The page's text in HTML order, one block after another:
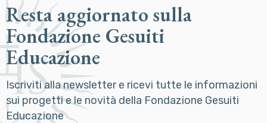
Resta aggiornato sulla
Fondazione Gesuiti
Educazione
Iscriviti alla newsletter e ricevi tutte le informazioni
sui progetti e le novità della Fondazione Gesuiti
Educazione